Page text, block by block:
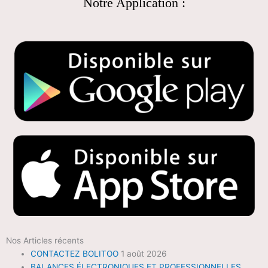
Nos Articles récents
CONTACTEZ BOLITOO 1 août 2026